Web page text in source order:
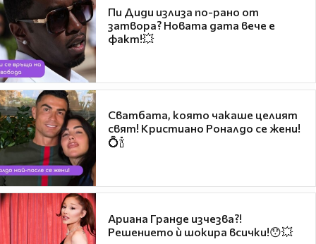
Пи Диди излиза по-рано от
затвора? Новата дата вече е
факт!💥
Сватбата, която чакаше целият
свят! Кристиано Роналдо се жени!
💍🍾
Ариана Гранде изчезва?!
Решението ѝ шокира всички!😯💥